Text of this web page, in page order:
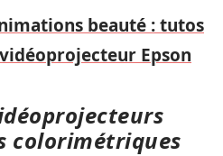
beauté : tutos
Epson
colorimétriques